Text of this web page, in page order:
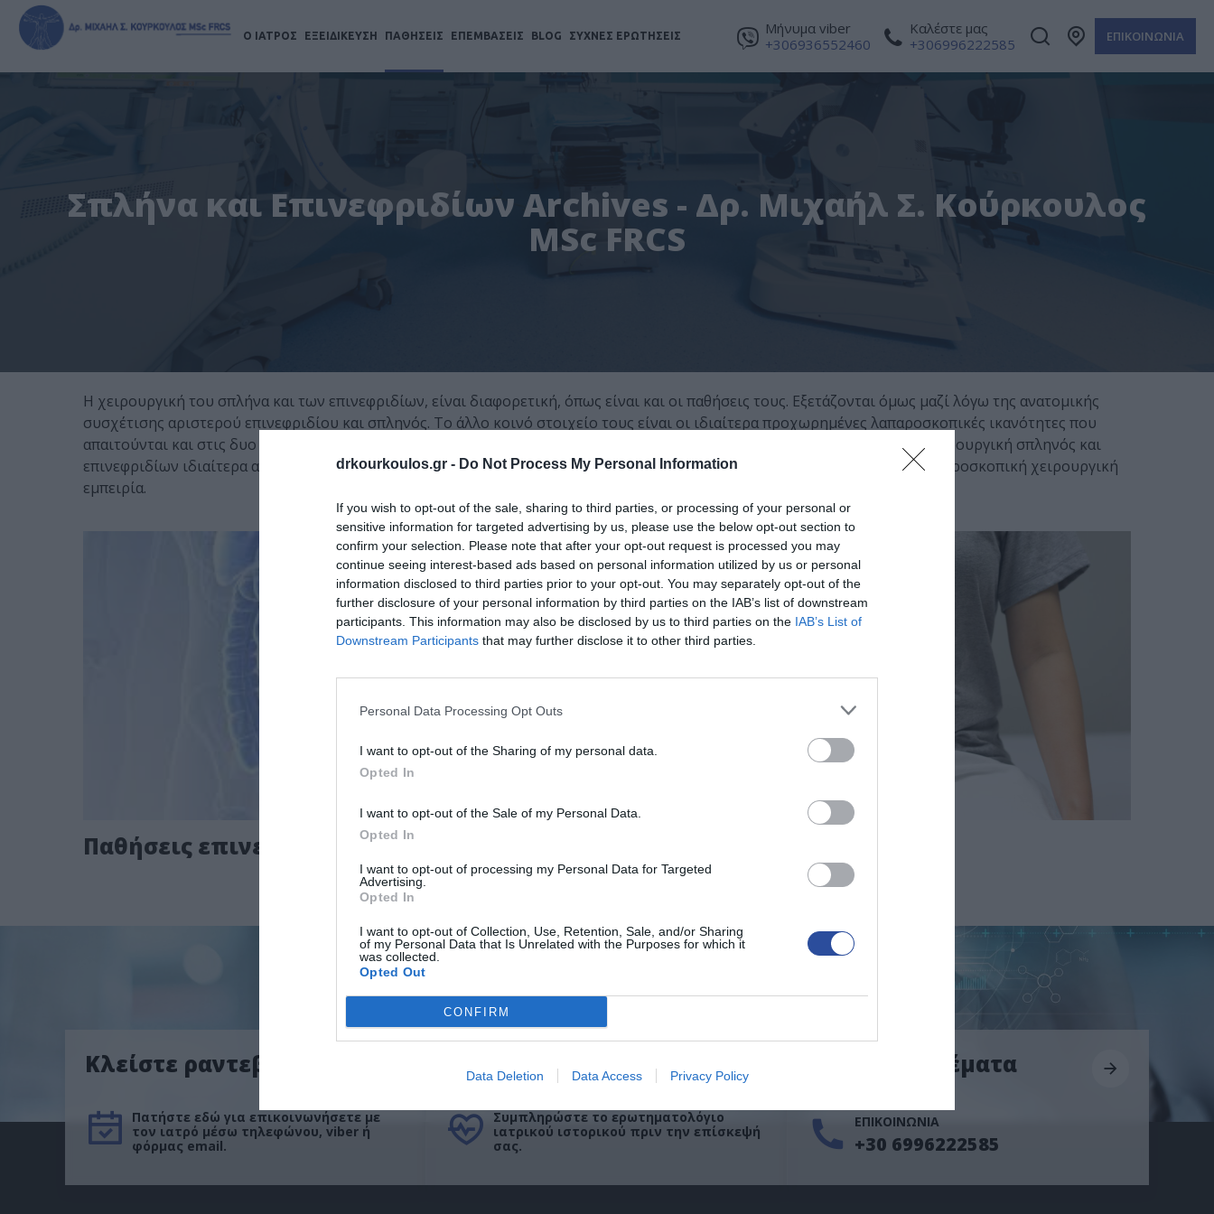
drkourkoulos.gr - Do Not Process My Personal Information
If you wish to opt-out of the sale, sharing to third parties, or processing of your personal or
sensitive information for targeted advertising by us, please use the below opt-out section to
confirm your selection. Please note that after your opt-out request is processed you may
continue seeing interest-based ads based on personal information utilized by us or personal
information disclosed to third parties prior to your opt-out. You may separately opt-out of the
further disclosure of your personal information by third parties on the IAB’s list of downstream
participants. This information may also be disclosed by us to third parties on the IAB’s List of
Downstream Participants that may further disclose it to other third parties.
Personal Data Processing Opt Outs
I want to opt-out of the Sharing of my personal data.
Opted In
I want to opt-out of the Sale of my Personal Data.
Opted In
I want to opt-out of processing my Personal Data for Targeted
Advertising.
Opted In
I want to opt-out of Collection, Use, Retention, Sale, and/or Sharing
of my Personal Data that Is Unrelated with the Purposes for which it
was collected.
Opted Out
CONFIRM
Data Deletion Data Access Privacy Policy
Μήνυμα viber
+306936552460
Καλέστε μας
+306996222585
ΕΠΙΚΟΙΝΩΝΙΑ
Ο ΙΑΤΡΟΣ ΕΞΕΙΔΙΚΕΥΣΗ ΠΑΘΗΣΕΙΣ ΕΠΕΜΒΑΣΕΙΣ BLOG ΣΥΧΝΕΣ ΕΡΩΤΗΣΕΙΣ
Σπλήνα και Επινεφριδίων Archives - Δρ. Μιχαήλ Σ. Κούρκουλος
MSc FRCS
Η χειρουργική του σπλήνα και των επινεφριδίων, είναι διαφορετική, όπως είναι και οι παθήσεις τους. Εξετάζονται όμως μαζί λόγω της ανατομικής
συσχέτισης αριστερού επινεφριδίου και σπληνός. Το άλλο κοινό στοιχείο τους είναι οι ιδιαίτερα προχωρημένες λαπαροσκοπικές ικανότητες που
απαιτούνται και στις δυο περιπτώσεις. Η ανατομικές συσχετίσεις τους με μεγάλα αγγεία και σημαντικά όργανα, κάνουν τη χειρουργική σπληνός και
επινεφριδίων ιδιαίτερα απαιτητικές. Η πιθανότητα σοβαρών αιμορραγιών και επιπλοκών, απαιτεί μεγάλη εξειδικευμένη λαπαροσκοπική χειρουργική
εμπειρία.
Παθήσεις επινεφριδίων
Κλείστε ραντεβού
Πατήστε εδώ για επικοινωνήσετε με
τον ιατρό μέσω τηλεφώνου, viber ή
φόρμας email.
Ιατρικό Ιστορικό
Συμπληρώστε το ερωτηματολόγιο
ιατρικού ιστορικού πριν την επίσκεψή
σας.
Επείγοντα θέματα
ΕΠΙΚΟΙΝΩΝΙΑ
+30 6996222585